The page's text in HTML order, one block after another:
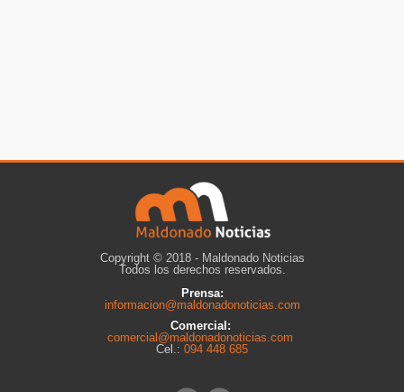
Copyright © 2018 - Maldonado Noticias
Todos los derechos reservados.
Prensa:
informacion@maldonadonoticias.com
Comercial:
comercial@maldonadonoticias.com
Cel.: 094 448 685